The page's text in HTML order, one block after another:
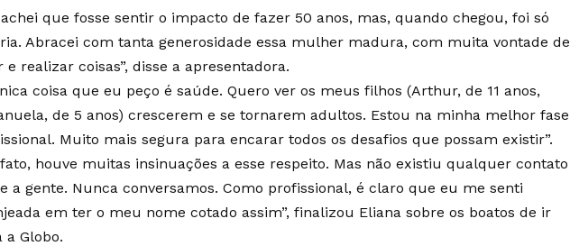
achei que fosse sentir o impacto de fazer 50 anos, mas, quando chegou, foi só
Abracei com tanta generosidade essa mulher madura, com muita vontade de
e realizar coisas”, disse a apresentadora.
coisa que eu peço é saúde. Quero ver os meus filhos (Arthur, de 11 anos,
de 5 anos) crescerem e se tornarem adultos. Estou na minha melhor fase
Muito mais segura para encarar todos os desafios que possam existir”.
fato, houve muitas insinuações a esse respeito. Mas não existiu qualquer contato
a gente. Nunca conversamos. Como profissional, é claro que eu me senti
em ter o meu nome cotado assim”, finalizou Eliana sobre os boatos de ir
a Globo.